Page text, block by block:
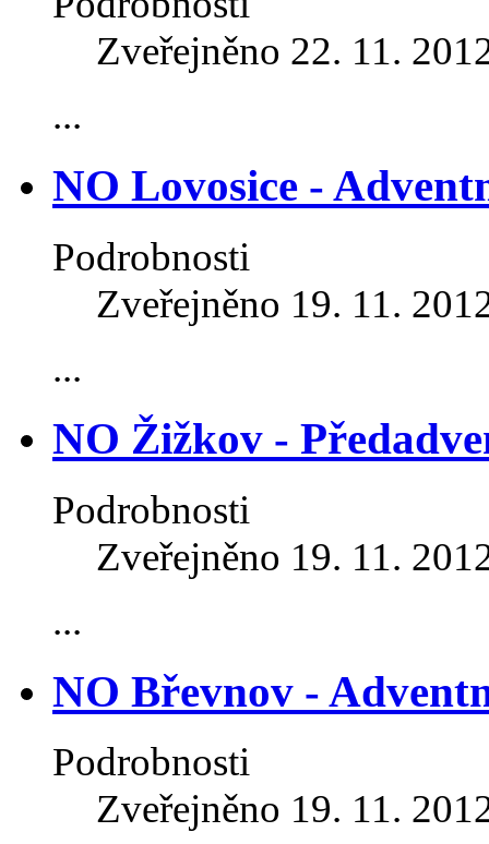
Zveřejněno 22. 11.
...
NO Lovosice -
Podrobnosti
Zveřejněno 19. 11.
...
NO Žižkov -
Podrobnosti
Zveřejněno 19. 11.
...
NO Břevnov -
Podrobnosti
Zveřejněno 19. 11.